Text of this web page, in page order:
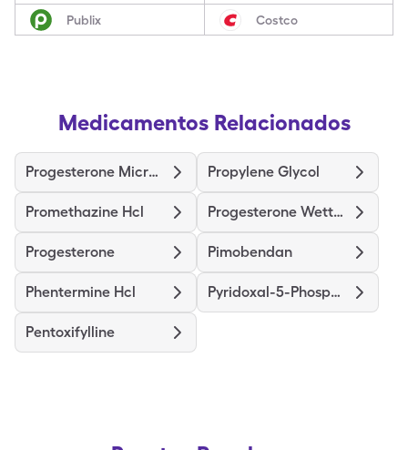
Publix Costco
Medicamentos Relacionados
Progesterone Micronized Propylene Glycol
Promethazine Hcl Progesterone Wettable
Progesterone Pimobendan
Phentermine Hcl Pyridoxal-5-Phosphate
Pentoxifylline